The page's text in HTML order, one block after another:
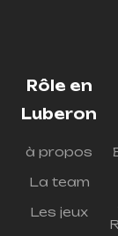
Rôle en
Luberon
à propos
La team
Les jeux